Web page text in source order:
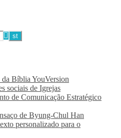
Bíblia YouVersion
sociais de Igrejas
de Comunicação Estratégico
de Byung-Chul Han
personalizado para o